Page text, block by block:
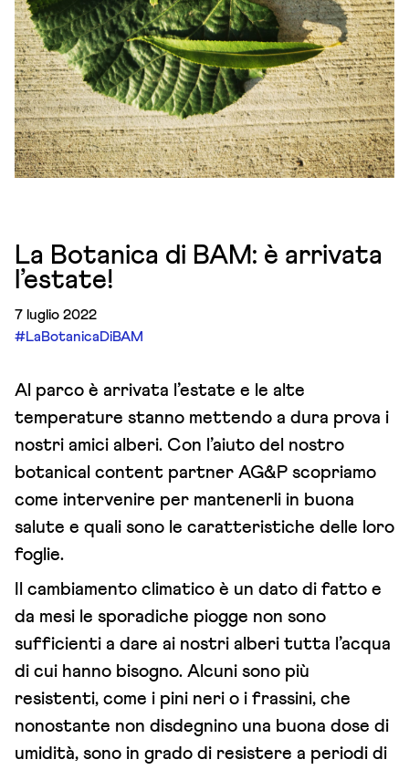
La Botanica di BAM: è arrivata
l’estate!
7 luglio 2022
#LaBotanicaDiBAM
Al parco è arrivata l’estate e le alte
temperature stanno mettendo a dura prova i
nostri amici alberi. Con l’aiuto del nostro
botanical content partner AG&P scopriamo
come intervenire per mantenerli in buona
salute e quali sono le caratteristiche delle loro
foglie.
Il cambiamento climatico è un dato di fatto e
da mesi le sporadiche piogge non sono
sufficienti a dare ai nostri alberi tutta l’acqua
di cui hanno bisogno. Alcuni sono più
resistenti, come i pini neri o i frassini, che
nonostante non disdegnino una buona dose di
umidità, sono in grado di resistere a periodi di